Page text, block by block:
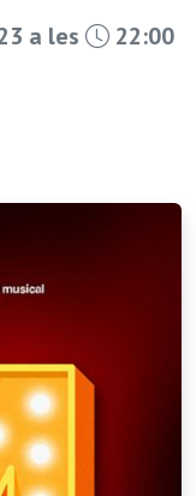
a les
22:00